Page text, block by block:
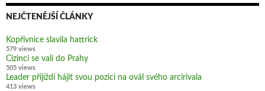
NEJČTENĚJŠÍ ČLÁNKY
Kopřivnice slavila hattrick
579 views
Cizinci se valí do Prahy
505 views
Leader přijíždí hájit svou pozici na ovál svého arcirivala
413 views